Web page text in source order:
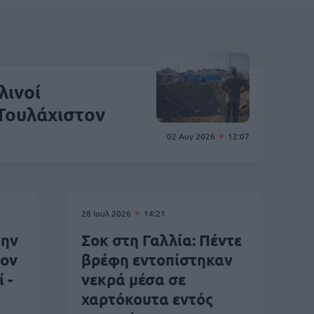
02 Αυγ 2026 12:07
-
28 Ιουλ 2026 14:21
Σοκ στη Γαλλία: Πέντε
βρέφη εντοπίστηκαν
νεκρά μέσα σε
χαρτόκουτα εντός